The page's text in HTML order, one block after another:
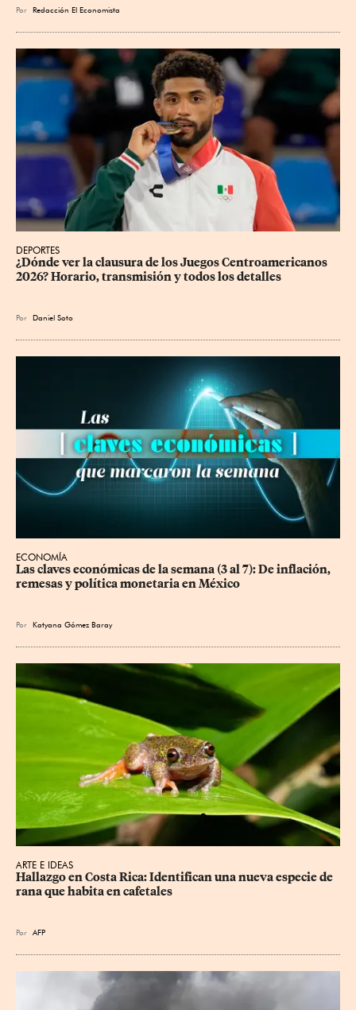
Por Redacción El Economista
DEPORTES
¿Dónde ver la clausura de los Juegos Centroamericanos
2026? Horario, transmisión y todos los detalles
Por Daniel Soto
ECONOMÍA
Las claves económicas de la semana (3 al 7): De inflación,
remesas y política monetaria en México
Por Katyana Gómez Baray
ARTE E IDEAS
Hallazgo en Costa Rica: Identifican una nueva especie de
rana que habita en cafetales
Por AFP